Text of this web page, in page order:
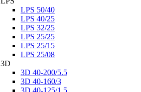
LPS 50/40
LPS 40/25
LPS 32/25
LPS 25/25
LPS 25/15
LPS 25/08
3D
3D 40-200/5.5
3D 40-160/3
3D 40-125/1.5